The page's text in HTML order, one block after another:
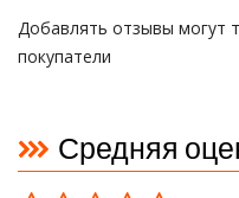
Добавлять отзывы могут
покупатели
Средняя